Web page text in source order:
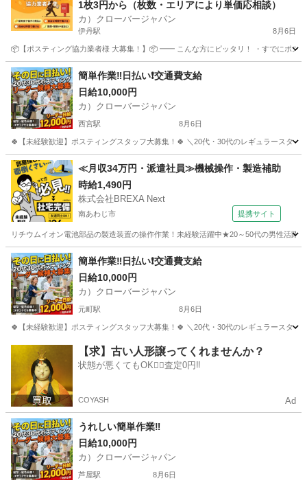
1枚3円から（枚数・エリアにより単価応相談）
カ）クローバージャパン
伊丹駅 8月6日
📦【ポスティング協力業者様 大募集！】📦 ━━ こんな方にピッタリ！ ・すでにポス
兵庫 伊丹市 伊丹駅 軽作業 業務委託契約
簡単作業‼️日払い❗️交通費支給
日給10,000円
カ）クローバージャパン
西宮駅 8月6日
🍀【未経験歓迎】ポスティングスタッフ大募集！🍀 ＼20代・30代のレギュラースタ
兵庫 西宮市 西宮駅 軽作業 スタッフ
≪月収34万円・派遣社員≫機械操作・製造補助
時給1,490円
株式会社BREXA Next
南あわじ市 提携サイト
リチウムイオン電池部品の製造装置の操作作業！未経験活躍中★20～50代の男性活
兵庫 南あわじ市 その他
簡単作業‼️日払い❗️交通費支給
日給10,000円
カ）クローバージャパン
元町駅 8月6日
🍀【未経験歓迎】ポスティングスタッフ大募集！🍀 ＼20代・30代のレギュラースタ
元町駅 軽作業 スタッフ
【求】古い人形譲ってくれませんか？
状態が悪くてもOK🙆‍♀️査定0円‼️
COYASH Ad
うれしい簡単作業‼
日給10,000円
カ）クローバージャパン
芦屋駅 8月6日